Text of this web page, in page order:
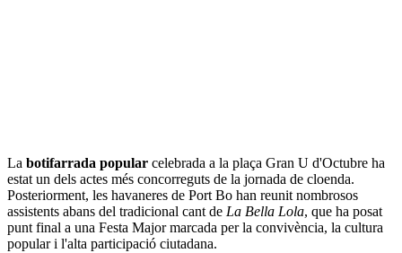
La botifarrada popular celebrada a la plaça Gran U d'Octubre ha
estat un dels actes més concorreguts de la jornada de cloenda.
Posteriorment, les havaneres de Port Bo han reunit nombrosos
assistents abans del tradicional cant de La Bella Lola, que ha posat
punt final a una Festa Major marcada per la convivència, la cultura
popular i l'alta participació ciutadana.